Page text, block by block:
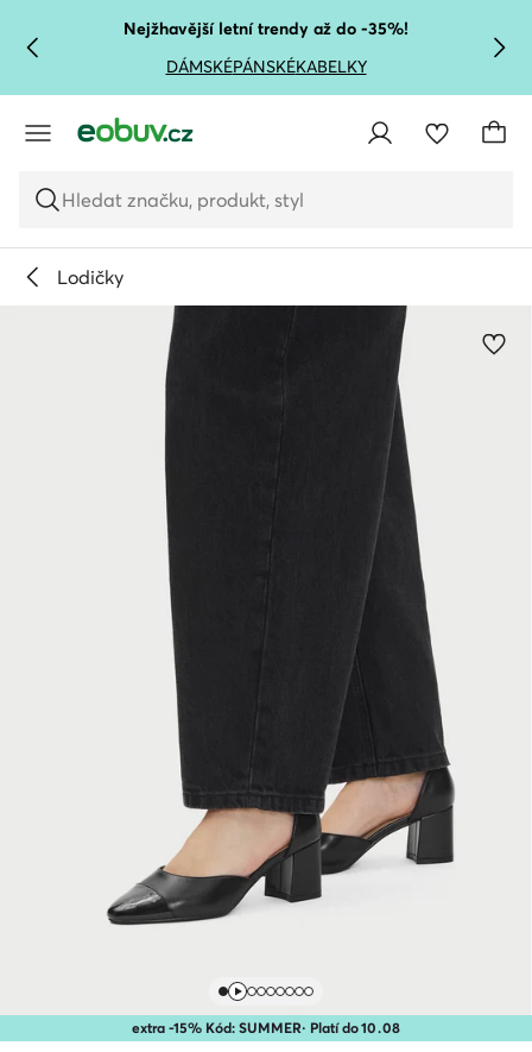
PŘEJÍT NA HLAVNÍ OBSAH
PŘEJÍT NA VYHLEDÁVÁNÍ
Nejžhavější letní trendy až do -35%!
DÁMSKÉPÁNSKÉKABELKY
Hledat značku, produkt, styl
Lodičky
extra -15% Kód: SUMMER· Platí do10.08